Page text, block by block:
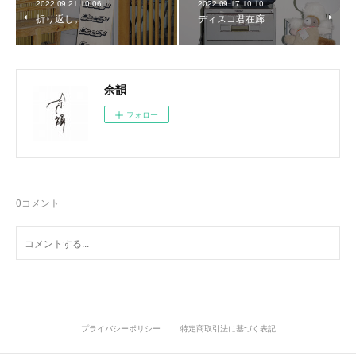
2022.09.21 10:06
折り返し。
2022.09.17 10:10
ディスコ君在廊
余韻
フォロー
0コメント
プライバシーポリシー 特定商取引法に基づく表記